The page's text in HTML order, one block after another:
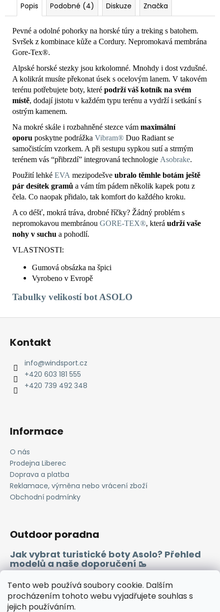
Tento web používá soubory cookie. Dalším
procházením tohoto webu vyjadřujete souhlas s
jejich používáním.
Popis Podobné (4) Diskuze Značka
Pevné a odolné pohorky na horské túry a treking s batohem.
Svršek z kombinace kůže a Cordury. Nepromokavá membrána
Gore-Tex®.
Alpské horské stezky jsou krkolomné. Mnohdy i dost vzdušné.
A kolikrát musíte překonat úsek s ocelovým lanem. V takovém
terénu potřebujete boty, které podrží váš kotník na svém
místě, dodají jistotu v každém typu terénu a vydrží i setkání s
ostrým kamenem.
Na mokré skále i rozbahněné stezce vám maximální
oporu poskytne podrážka Vibram® Duo Radiant se
samočistícím vzorkem. A při sestupu sypkou sutí a strmým
terénem vás “přibrzdí” integrovaná technologie Asobrake.
Použití lehké EVA mezipodešve ubralo těmhle botám ještě
pár desítek gramů a vám tím pádem několik kapek potu z
čela. Co naopak přidalo, tak komfort do každého kroku.
A co déšť, mokrá tráva, drobné říčky? Žádný problém s
nepromokavou membránou GORE-TEX®, která udrží vaše
nohy v suchu a pohodlí.
VLASTNOSTI:
Gumová obsázka na špici
Vyrobeno v Evropě
Tabulky velikostí bot ASOLO
Z
Kontakt
info@windsport.cz
+420 603 181 555
+420 739 492 348
Informace
O nás
Prodejna Liberec
Doprava a platba
Reklamace, výměna nebo vrácení zboží
Obchodní podmínky
Outdoor poradna
Jak vybrat turistické boty Asolo? Přehled
modelů a naše doporučení 🥾